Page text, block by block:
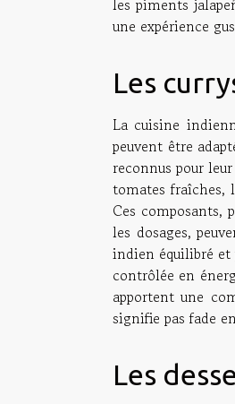
une expérience
Les
La cuisine
peuvent être
reconnus pour
tomates fraîches,
Ces composants,
les dosages,
indien équilibré
contrôlée en
apportent une
signifie pas fade
Les